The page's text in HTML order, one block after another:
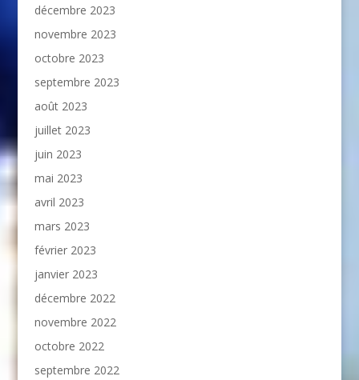
décembre 2023
novembre 2023
octobre 2023
septembre 2023
août 2023
juillet 2023
juin 2023
mai 2023
avril 2023
mars 2023
février 2023
janvier 2023
décembre 2022
novembre 2022
octobre 2022
septembre 2022